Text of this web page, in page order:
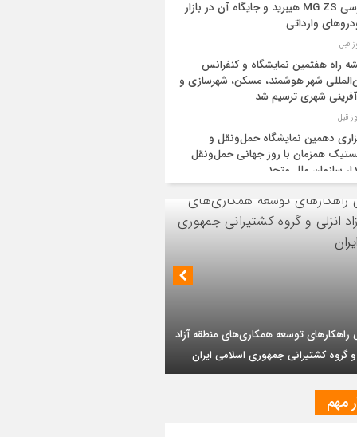
بررسی MG ZS هیبرید و جایگاه آن در بازار
وارداتی
راه هفتمین نمایشگاه و کنفرانس
شهر هوشمند، مسکن، شهرسازی و
شهری ترسیم شد
دهمین نمایشگاه حمل‌ونقل و
همزمان با روز جهانی حمل‌ونقل
سازمان ملل متحد
و عراق قرارداد خط لوله انتقال نفت را
کردند
کلید امنیت معیشتی خانوارها
نفت اعضای اوپک پلاس روی کاغذ
اجرای طرح تخصیص یارانه سوخت از
بر تداوم حمایت از فاز دوم توسعه میدان
مهم